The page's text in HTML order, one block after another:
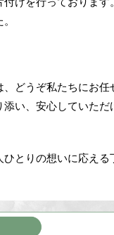
どうぞ私たちにお任
い、安心していただ
とりの想いに応える